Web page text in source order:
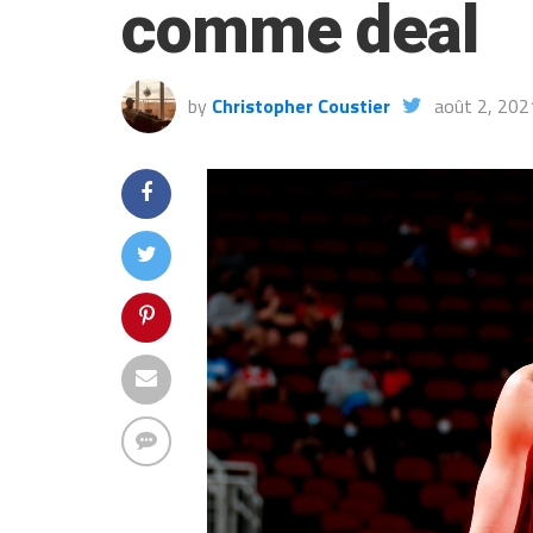
comme deal
by Christopher Coustier août 2,